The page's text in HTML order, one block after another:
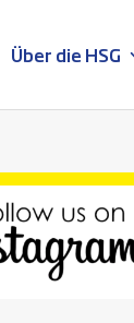
Über die HSG